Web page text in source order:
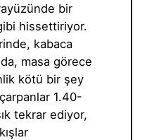
bir
hissettiriyor.
kabaca
masa görece
kötü bir şey
1.40-
tekrar ediyor,